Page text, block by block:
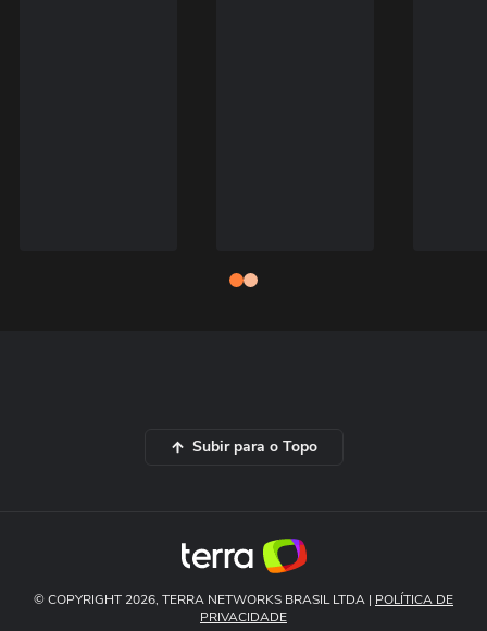
Subir para o Topo
© COPYRIGHT 2026, TERRA NETWORKS BRASIL LTDA | POLÍTICA DE
PRIVACIDADE